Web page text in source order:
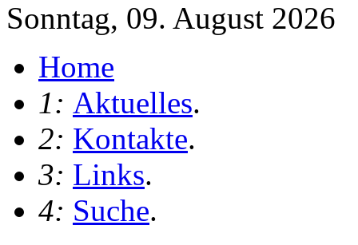
Sonntag, 09. August 2026
Home
1: Aktuelles.
2: Kontakte.
3: Links.
4: Suche.